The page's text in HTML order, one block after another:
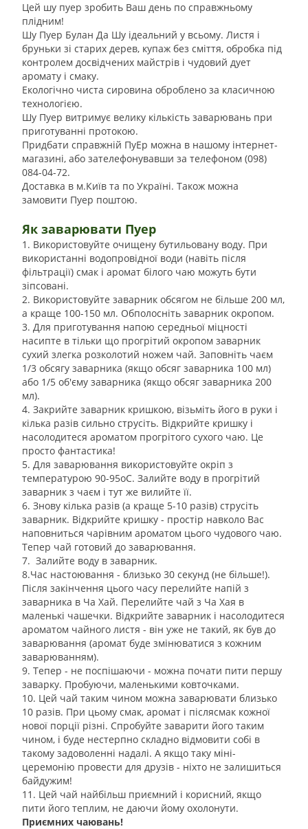
Цей шу пуер зробить Ваш день по справжньому
плідним!
Шу Пуер Булан Да Шу ідеальний у всьому. Листя і
бруньки зі старих дерев, купаж без сміття, обробка під
контролем досвідчених майстрів і чудовий дует
аромату і смаку.
Екологічно чиста сировина оброблено за класичною
технологією.
Шу Пуер витримує велику кількість заварювань при
приготуванні протокою.
Придбати справжній ПуЕр можна в нашому інтернет-
магазині, або зателефонувавши за телефоном (098)
084-04-72.
Доставка в м.Київ та по Україні. Також можна
замовити Пуер поштою.
Як заварювати Пуер
1. Використовуйте очищену бутильовану воду. При
використанні водопровідної води (навіть після
фільтрації) смак і аромат білого чаю можуть бути
зіпсовані.
2. Використовуйте заварник обсягом не більше 200 мл,
а краще 100-150 мл. Обполосніть заварник окропом.
3. Для приготування напою середньої міцності
насипте в тільки що прогрітий окропом заварник
сухий злегка розколотий ножем чай. Заповніть чаєм
1/3 обсягу заварника (якщо обсяг заварника 100 мл)
або 1/5 об'єму заварника (якщо обсяг заварника 200
мл).
4. Закрийте заварник кришкою, візьміть його в руки і
кілька разів сильно струсіть. Відкрийте кришку і
насолодитеся ароматом прогрітого сухого чаю. Це
просто фантастика!
5. Для заварювання використовуйте окріп з
температурою 90-95оС. Залийте воду в прогрітий
заварник з чаєм і тут же вилийте її.
6. Знову кілька разів (а краще 5-10 разів) струсіть
заварник. Відкрийте кришку - простір навколо Вас
наповниться чарівним ароматом цього чудового чаю.
Тепер чай готовий до заварювання.
7. Залийте воду в заварник.
8.Час настоювання - близько 30 секунд (не більше!).
Після закінчення цього часу перелийте напій з
заварника в Ча Хай. Перелийте чай з Ча Хая в
маленькі чашечки. Відкрийте заварник і насолодитеся
ароматом чайного листя - він уже не такий, як був до
заварювання (аромат буде змінюватися з кожним
заварюванням).
9. Тепер - не поспішаючи - можна почати пити першу
заварку. Пробуючи, маленькими ковточками.
10. Цей чай таким чином можна заварювати близько
10 разів. При цьому смак, аромат і післясмак кожної
нової порції різні. Спробуйте заварити його таким
чином, і буде нестерпно складно відмовити собі в
такому задоволенні надалі. А якщо таку міні-
церемонію провести для друзів - ніхто не залишиться
байдужим!
11. Цей чай найбільш приємний і корисний, якщо
пити його теплим, не даючи йому охолонути.
Приємних чаювань!